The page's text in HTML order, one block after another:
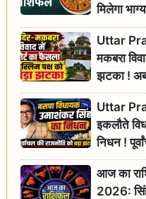
मिलेगा
राशियों
Uttar
मकबरा
झटका ! अब
सुनवाई
Uttar
इकलौते
निधन !
बड़ा
आज का
2026: सिंह